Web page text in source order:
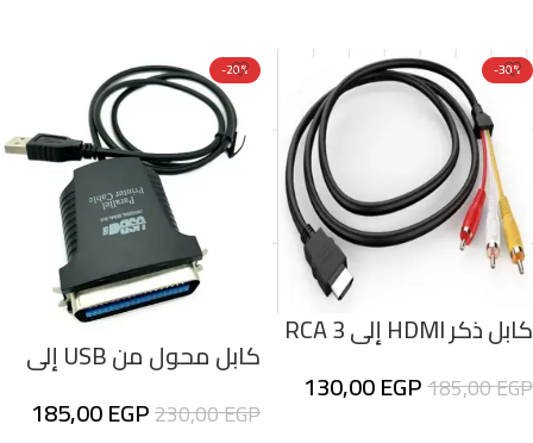
-30%
كابل ذكر HDMI إلى 3 RCA
185,00EGP
130,00EGP
-20%
كابل محول من USB إلى
230,00EGP
185,00EGP